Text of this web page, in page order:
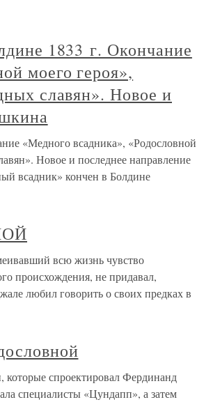
1833 г. Окончание
моего героя»,
славян». Новое и
«Медного всадника», «Родословной
Новое и последнее направление
всадник» кончен в Болдине
всю жизнь чувство
происхождения, не придавал,
любил говорить о своих предках в
спроектировал Фердинанд
специалисты «Цундапп», а затем